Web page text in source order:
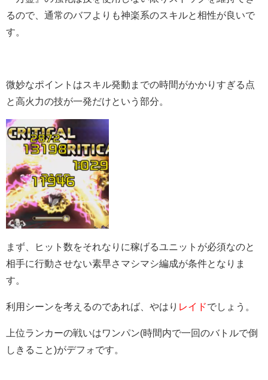
るので、通常のバフよりも神楽系のスキルと相性が良いで
す。
微妙なポイントはスキル発動までの時間がかかりすぎる点
と高火力の技が一発だけという部分。
まず、ヒット数をそれなりに稼げるユニットが必須なのと
相手に行動させない素早さマシマシ編成が条件となりま
す。
利用シーンを考えるのであれば、やはり レイドでしょう。
上位ランカーの戦いはワンパン(時間内で一回のバトルで倒
しきること)がデフォです。